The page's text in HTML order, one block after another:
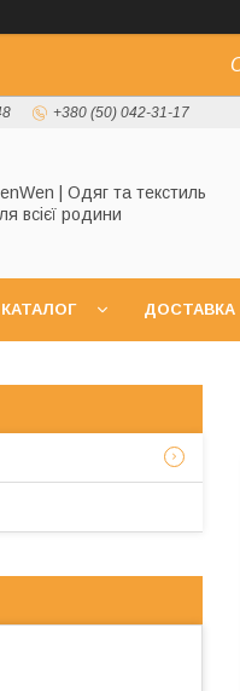
+380 (50) 042-31-17
| Одяг та текстиль
всієї родини
КАТАЛОГ ДОСТАВКА